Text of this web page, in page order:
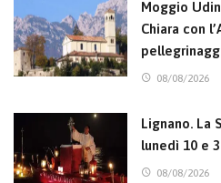
Moggio
Chiara con
08/08/2026
Lignano. La
lunedì 10 e
08/08/2026